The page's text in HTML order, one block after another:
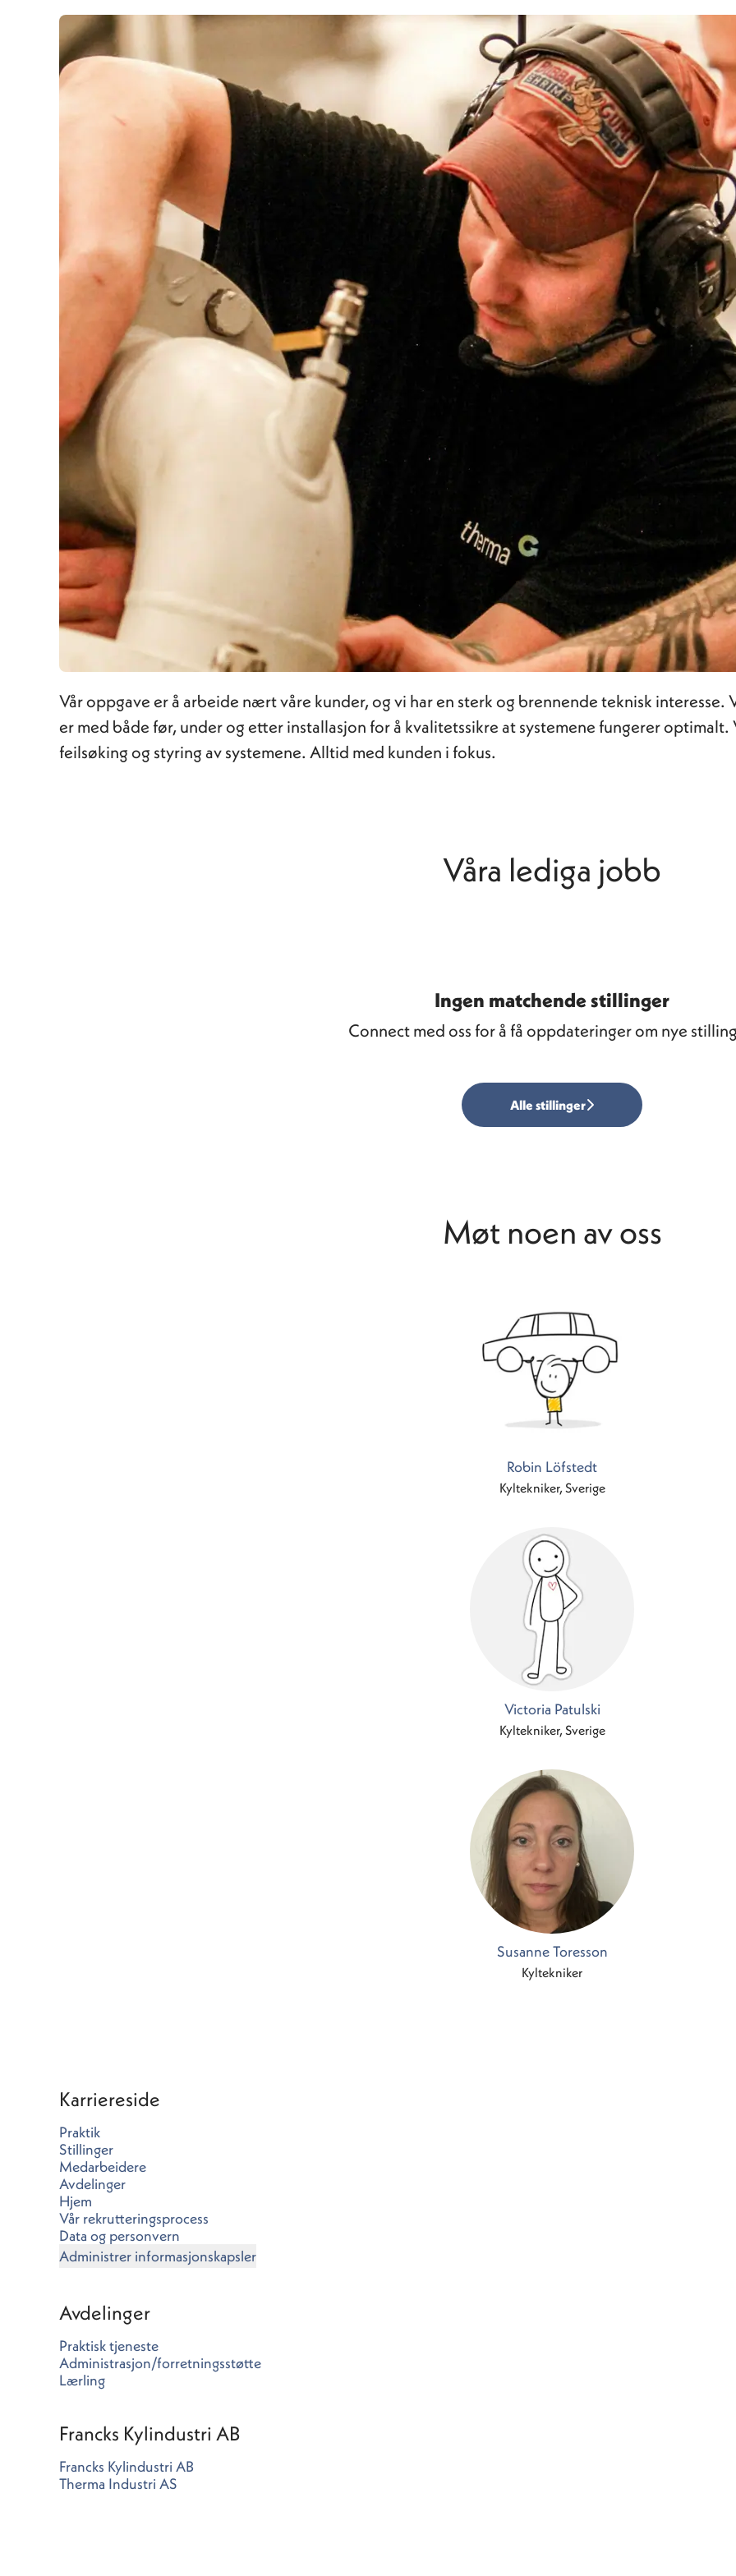
Vår oppgave er å arbeide nært våre kunder, og vi har en sterk og brennende teknisk
er med både før, under og etter installasjon for å kvalitetssikre at systemene fungerer
feilsøking og styring av systemene. Alltid med kunden i fokus.
Våra lediga jobb
Ingen matchende stillinger
Connect med ossfor å få oppdateringer om nye
Alle stillinger
Møt noen av oss
Robin Löfstedt
Kyltekniker, Sverige
Victoria Patulski
Kyltekniker, Sverige
Susanne Toresson
Kyltekniker
Karriereside
Praktik
Stillinger
Medarbeidere
Avdelinger
Hjem
Vår rekrutteringsprocess
Data og personvern
Administrer informasjonskapsler
Avdelinger
Praktisk tjeneste
Administrasjon/forretningsstøtte
Lærling
Francks Kylindustri AB
Francks Kylindustri AB
Therma Industri AS